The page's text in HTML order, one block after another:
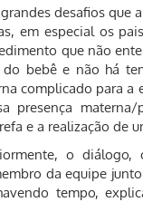
desafios
em especial os
que não
bebê e não há
complicado para
presença
e a realização de
o
da equipe
tempo,